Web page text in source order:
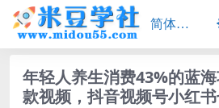
年轻人养生消费43%的蓝
款视频，抖音视频号小红